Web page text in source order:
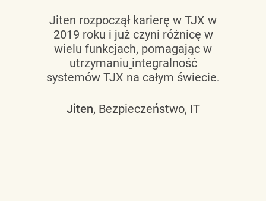
Jiten rozpoczął karierę w TJX w
2019 roku i już czyni różnicę w
wielu funkcjach, pomagając w
utrzymaniu integralność
systemów TJX na całym świecie.
Jiten, Bezpieczeństwo, IT